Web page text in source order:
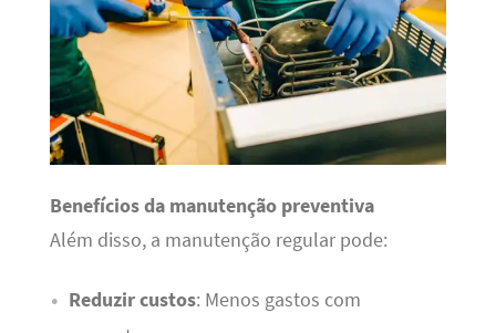
Benefícios da manutenção preventiva
Além disso, a manutenção regular pode:
Reduzir custos: Menos gastos com